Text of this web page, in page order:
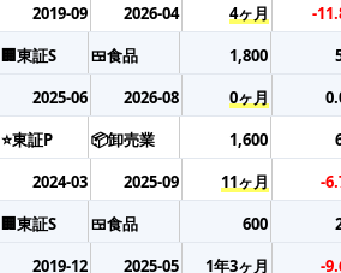
2019-09 2026-04 4ヶ月
-
🏢東証S 🍱食品 1,800
2025-06 2026-08 0ヶ月
⭐東証P 📦卸売業 1,600
2024-03 2025-09 11ヶ月
-
🏢東証S 🍱食品 600
2019-12 2025-05 1年3ヶ月
-